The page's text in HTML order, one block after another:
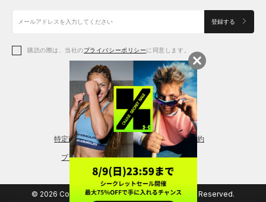
アクセサリー
アクセサリー
シューズ
アクセサリー
レギンス＆タイツ
シューズ
登録する
購読の際は、当社のプライバシーポリシーに同意します。
特定商取引法に基づく通販の表記 会員規約
プライバシーポリシー
© 2026 Copyright DOME Corporation. All Rights Reserved.